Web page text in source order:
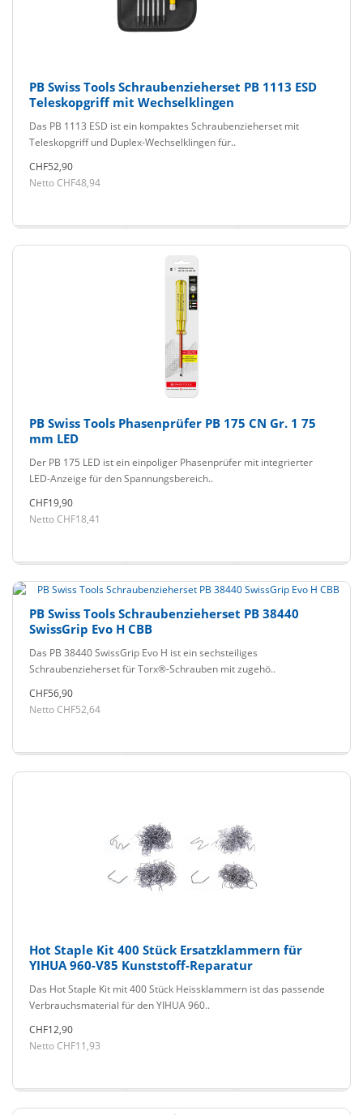
PB Swiss Tools Schraubenzieherset PB 1113 ESD
Teleskopgriff mit Wechselklingen
Das PB 1113 ESD ist ein kompaktes Schraubenzieherset mit
Teleskopgriff und Duplex-Wechselklingen für..
CHF52,90
Netto CHF48,94
PB Swiss Tools Phasenprüfer PB 175 CN Gr. 1 75
mm LED
Der PB 175 LED ist ein einpoliger Phasenprüfer mit integrierter
LED-Anzeige für den Spannungsbereich..
CHF19,90
Netto CHF18,41
PB Swiss Tools Schraubenzieherset PB 38440
SwissGrip Evo H CBB
Das PB 38440 SwissGrip Evo H ist ein sechsteiliges
Schraubenzieherset für Torx®-Schrauben mit zugehö..
CHF56,90
Netto CHF52,64
Hot Staple Kit 400 Stück Ersatzklammern für
YIHUA 960-V85 Kunststoff-Reparatur
Das Hot Staple Kit mit 400 Stück Heissklammern ist das passende
Verbrauchsmaterial für den YIHUA 960..
CHF12,90
Netto CHF11,93